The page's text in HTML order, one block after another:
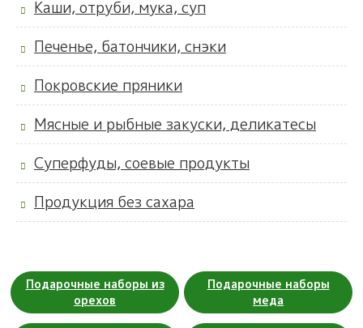
Каши, отруби, мука, суп
Печенье, батончики, снэки
Покровские пряники
Мясные и рыбные закуски, деликатесы
Суперфуды, соевые продукты
Продукция без сахара
Подарочные наборы из
орехов
Подарочные наборы
меда